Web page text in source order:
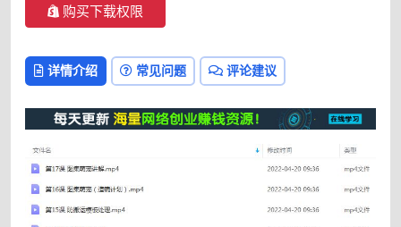
购买下载权限
详情介绍 常见问题 评论建议